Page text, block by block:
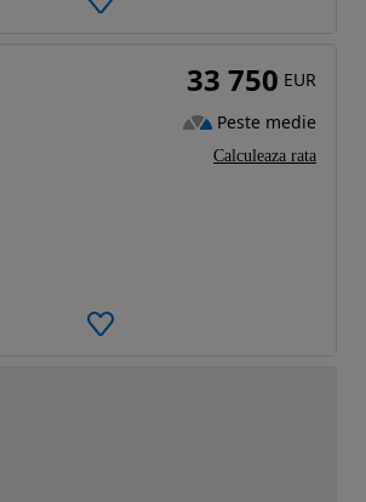
33 750 EUR
Peste medie
Calculeaza rata